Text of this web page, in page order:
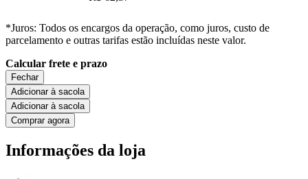
*Juros: Todos os encargos da operação, como juros, custo de
parcelamento e outras tarifas estão incluídas neste valor.
Calcular frete e prazo
Fechar
Adicionar à sacola
Adicionar à sacola
Comprar agora
Informações da loja